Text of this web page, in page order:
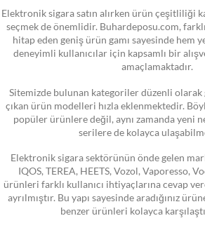
Elektronik sigara satın alırken ürün çeşitliliği
seçmek de önemlidir. Buhardeposu.com,
hitap eden geniş ürün gamı sayesinde hem
deneyimli kullanıcılar için kapsamlı bir
amaçlamaktadır.
Sitemizde bulunan kategoriler düzenli olarak
çıkan ürün modelleri hızla eklenmektedir.
popüler ürünlere değil, aynı zamanda yeni
serilere de kolayca
Elektronik sigara sektörünün önde gelen
IQOS, TEREA, HEETS, Vozol, Vaporesso,
ürünleri farklı kullanıcı ihtiyaçlarına cevap
ayrılmıştır. Bu yapı sayesinde aradığınız
benzer ürünleri kolayca